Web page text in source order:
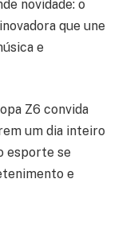
novidade: o
que une
e
Z6 convida
um dia inteiro
esporte se
e